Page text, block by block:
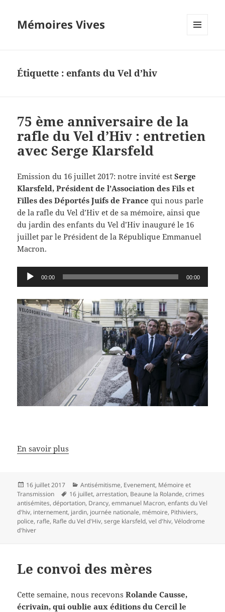
Mémoires Vives
Étiquette :enfants du Vel d’hiv
75 ème anniversaire de la
rafle du Vel d’Hiv : entretien
avec Serge Klarsfeld
Emission du 16 juillet 2017: notre invité estSerge
Klarsfeld, Président de l’Association des Fils et
Filles des Déportés Juifs de France qui nous parle
de la rafle du Vel d’Hiv et de sa mémoire, ainsi que
du jardin des enfants du Vel d’Hiv inauguré le 16
juillet par le Président de la République Emmanuel
Macron.
Lecteur
audio
00:00 00:00
En savoir plus
Publié
le
16 juillet 2017 Catégories
Antisémitisme, Evenement, Mémoire et
Transmission
Mots-
clés
16 juillet,arrestation, Beaune la Rolande,crimes
antisémites,déportation, Drancy,emmanuel Macron,enfants du Vel
d'hiv, internement, jardin, journée nationale, mémoire, Pithiviers,
police, rafle, Rafle du Vel d'Hiv,serge klarsfeld,vel d'hiv,Vélodrome
d'hiver
Le convoi des mères
Cette semaine, nous recevonsRolande Causse,
écrivain, qui oublie aux éditions du Cercil le